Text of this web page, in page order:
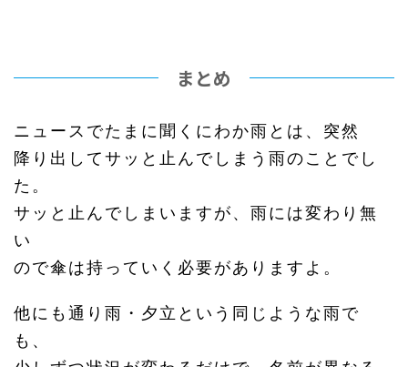
まとめ
ニュースでたまに聞くにわか雨とは、突然
降り出してサッと止んでしまう雨のことでし
た。
サッと止んでしまいますが、雨には変わり無
い
ので傘は持っていく必要がありますよ。
他にも通り雨・夕立という同じような雨で
も、